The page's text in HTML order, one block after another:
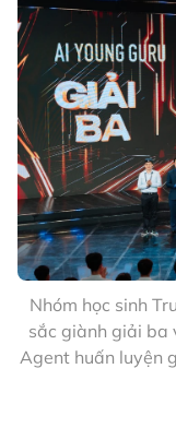
Nhóm học sinh
sắc giành giải ba
Agent huấn luyện